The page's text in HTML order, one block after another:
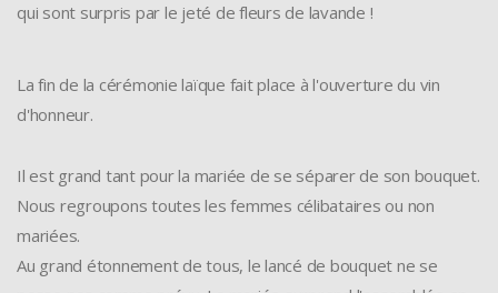
qui sont surpris par le jeté de fleurs de lavande !
La fin de la cérémonie laïque fait place à l'ouverture du vin
d'honneur.
Il est grand tant pour la mariée de se séparer de son bouquet.
Nous regroupons toutes les femmes célibataires ou non
mariées.
Au grand étonnement de tous, le lancé de bouquet ne se